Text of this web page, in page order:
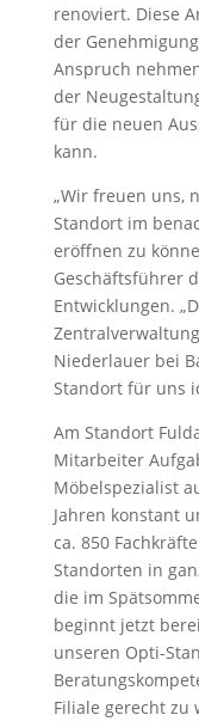
renoviert. Diese
der
Anspruch
der
für die neuen
kann.
„Wir freuen uns,
Standort im
eröffnen zu
Geschäftsführer
Entwicklungen.
Niederlauer bei
Standort für uns
Am Standort
Mitarbeiter
Möbelspezialist
Jahren konstant
ca. 850
Standorten in
die im
beginnt jetzt
unseren Opti-
Filiale gerecht